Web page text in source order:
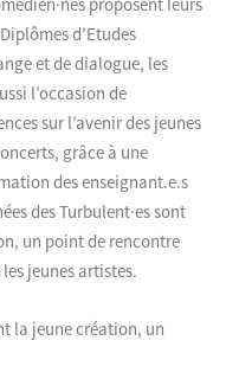
d’Etudes
et de dialogue, les
l’occasion de
sur l’avenir des jeunes
grâce à une
des enseignant.e.s
desTurbulent·essont
un point de rencontre
jeunes artistes.
la jeune création, un